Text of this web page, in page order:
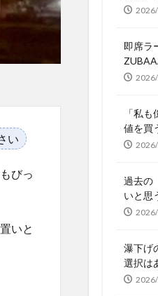
い
びっ
いと
即席ラ
「私
値を買
過去の
いと思
瀑下げ
選択は